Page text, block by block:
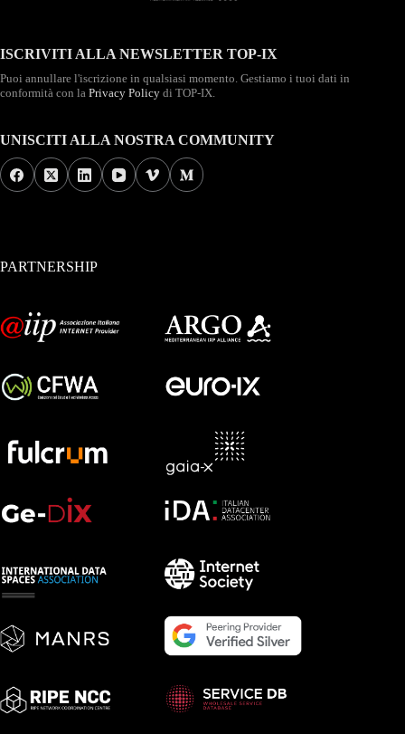
ISCRIVITI ALLA NEWSLETTER TOP-IX
Puoi annullare l'iscrizione in qualsiasi momento. Gestiamo i tuoi dati in
conformità con la Privacy Policy di TOP-IX.
UNISCITI ALLA NOSTRA COMMUNITY
PARTNERSHIP